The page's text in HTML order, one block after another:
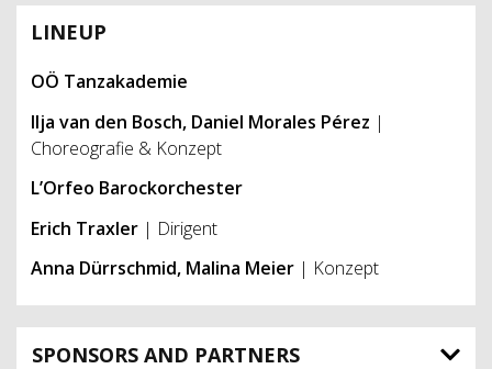
LINEUP
OÖ Tanzakademie
Ilja van den Bosch, Daniel Morales Pérez |
Choreografie & Konzept
L’Orfeo Barockorchester
Erich Traxler | Dirigent
Anna Dürrschmid, Malina Meier | Konzept
SPONSORS AND PARTNERS